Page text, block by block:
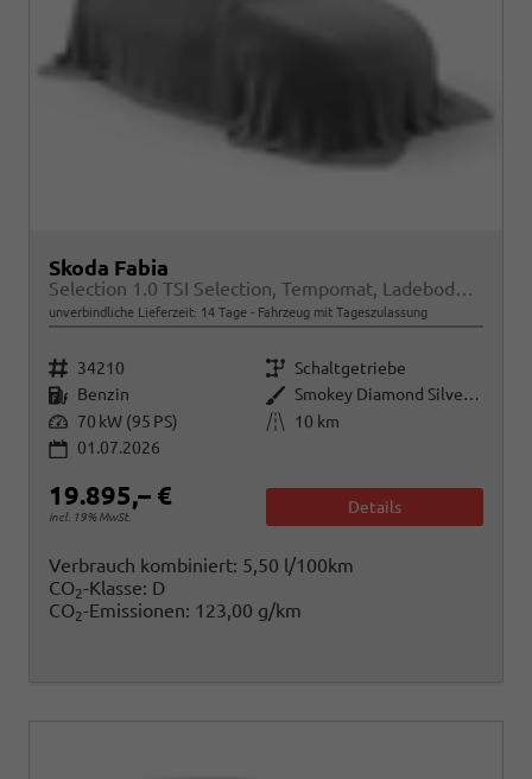
Skoda Fabia
Selection 1.0 TSI Selection, Tempomat, Ladeboden, Park, Winterpaket, SmartLink, 4-J Garantie
unverbindliche Lieferzeit: 14 Tage Fahrzeug mit Tageszulassung
Fahrzeugnr. 34210 Getriebe Schaltgetriebe
Kraftstoff Benzin Außenfarbe
Smokey Diamond Silver Metallic
Leistung 70 kW (95 PS) Kilometerstand
10 km
01.07.2026
19.895,– €
incl. 19% MwSt.
Details
Verbrauch kombiniert: 5,50 l/100km
CO2-Klasse: D
CO2-Emissionen: 123,00 g/km